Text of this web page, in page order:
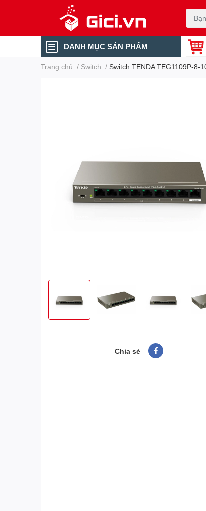
DANH MỤC SẢN PHẨM
Trang chủ / Switch / Switch TENDA TEG1109P-8-
Chia sẻ